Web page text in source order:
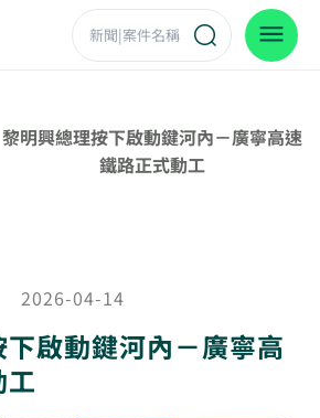
黎明興總理按下啟動鍵河內－廣寧高速
鐵路正式動工
2026-04-14
啟動鍵河內－廣寧高